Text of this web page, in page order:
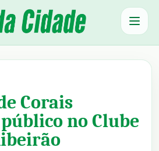
Abrir
Corais
no Clube